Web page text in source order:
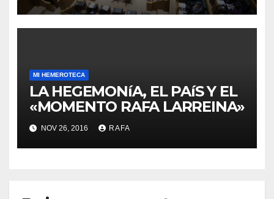
MI HEMEROTECA
LA HEGEMONíA, EL PAíS Y EL
«MOMENTO RAFA LARREINA»
NOV 26, 2016 RAFA